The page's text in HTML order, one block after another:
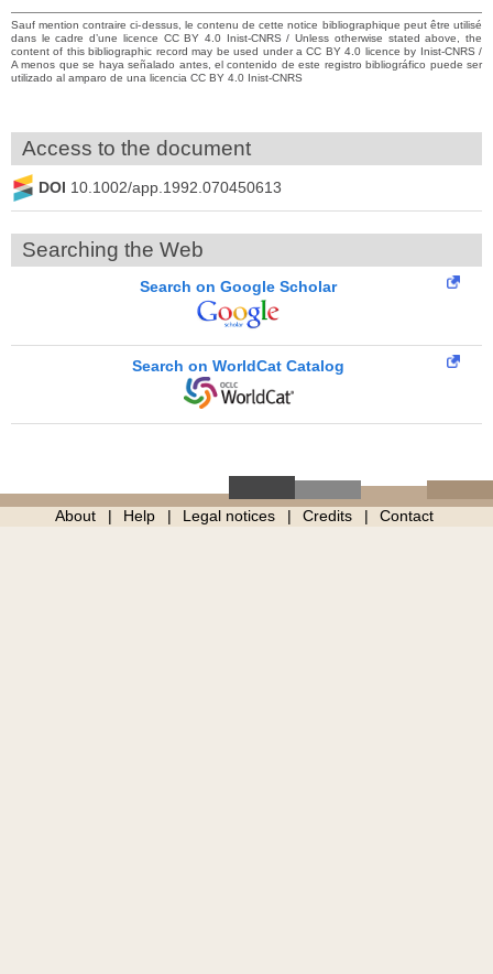
Sauf mention contraire ci-dessus, le contenu de cette notice bibliographique peut être utilisé
dans le cadre d’une licence CC BY 4.0 Inist-CNRS / Unless otherwise stated above, the
content of this bibliographic record may be used under a CC BY 4.0 licence by Inist-CNRS /
A menos que se haya señalado antes, el contenido de este registro bibliográfico puede ser
utilizado al amparo de una licencia CC BY 4.0 Inist-CNRS
Access to the document
DOI 10.1002/app.1992.070450613
Searching the Web
Search on Google Scholar
Search on WorldCat Catalog
About Help Legal notices Credits Contact